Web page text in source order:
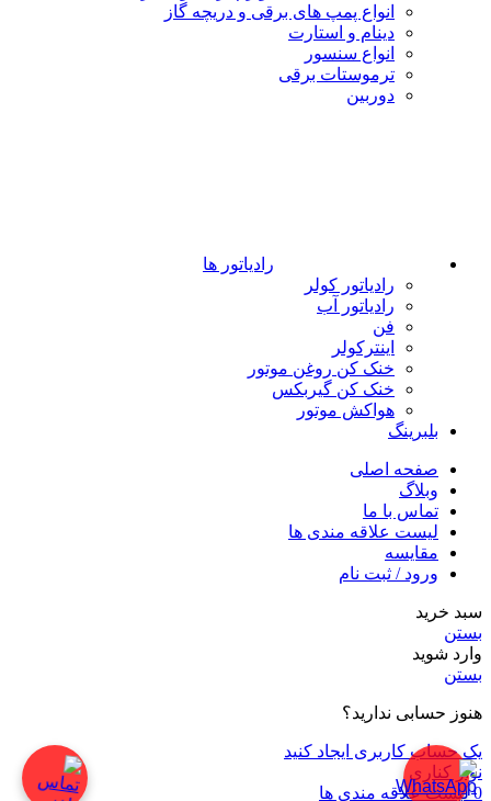
انواع پمپ های برقی و دریچه گاز
دینام و استارت
انواع سنسور
ترموستات برقی
دوربین
رادیاتور ها
رادیاتور کولر
رادیاتور آب
فن
اینترکولر
خنک کن روغن موتور
خنک کن گیربکس
هواکش موتور
بلبرینگ
صفحه اصلی
وبلاگ
تماس با ما
لیست علاقه مندی ها
مقایسه
ورود / ثبت نام
سبد خرید
بستن
وارد شوید
بستن
هنوز حسابی ندارید؟
یک حساب کاربری ایجاد کنید
نوار کناری
0 لیست علاقه مندی ها